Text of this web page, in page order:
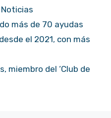
Noticias
más de 70 ayudas
el 2021, con más
miembro del ‘Club de